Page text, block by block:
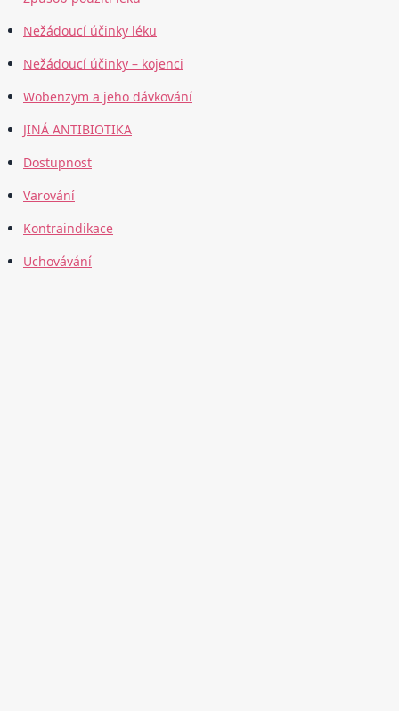
Nežádoucí účinky léku
Nežádoucí účinky – kojenci
Wobenzym a jeho dávkování
JINÁ ANTIBIOTIKA
Dostupnost
Varování
Kontraindikace
Uchovávání